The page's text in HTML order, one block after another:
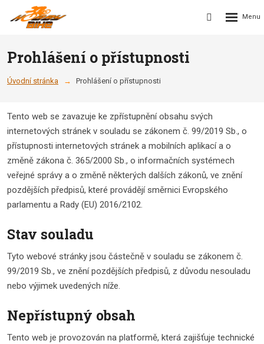
Vyhledávání
Rozbalení
Prohlášení o přístupnosti
Úvodní stránka Prohlášení o přístupnosti
Tento web se zavazuje ke zpřístupnění obsahu svých
internetových stránek v souladu se zákonem č. 99/2019 Sb., o
přístupnosti internetových stránek a mobilních aplikací a o
změně zákona č. 365/2000 Sb., o informačních systémech
veřejné správy a o změně některých dalších zákonů, ve znění
pozdějších předpisů, které provádějí směrnici Evropského
parlamentu a Rady (EU) 2016/2102.
Stav souladu
Tyto webové stránky jsou částečně v souladu se zákonem č.
99/2019 Sb., ve znění pozdějších předpisů, z důvodu nesouladu
nebo výjimek uvedených níže.
Nepřístupný obsah
Tento web je provozován na platformě, která zajišťuje technické